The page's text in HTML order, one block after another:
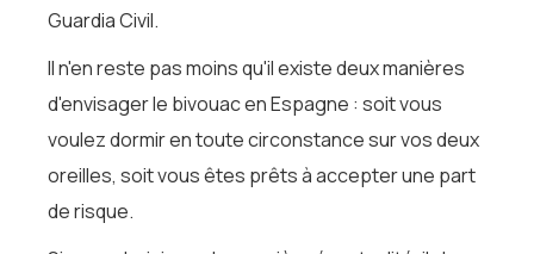
Guardia Civil.
Il n'en reste pas moins qu'il existe deux manières
d'envisager le bivouac en Espagne : soit vous
voulez dormir en toute circonstance sur vos deux
oreilles, soit vous êtes prêts à accepter une part
de risque.